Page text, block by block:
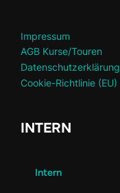
Impressum
AGB Kurse/Touren
Datenschutzerklärung
Cookie-Richtlinie (EU)
INTERN
Intern